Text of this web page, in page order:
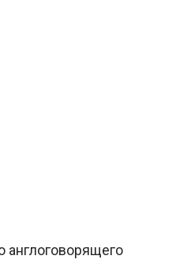
англоговорящего